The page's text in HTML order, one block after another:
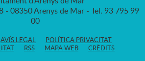
- 08350 Arenys de Mar - Tel. 93 795 99
00
AVÍS LEGAL
POLÍTICA PRIVACITAT
RSS MAPA WEB CRÈDITS